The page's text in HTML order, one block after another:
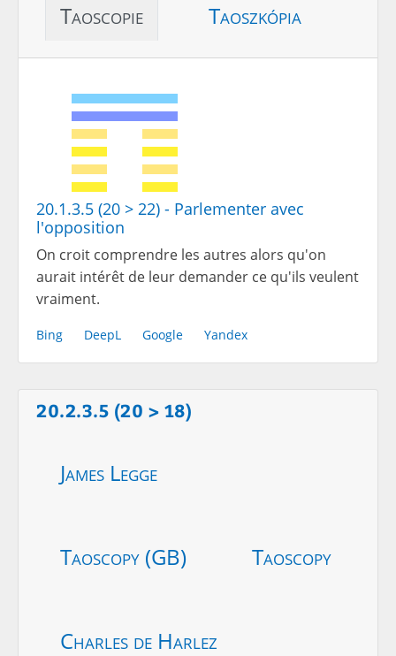
Taoscopie Taoszkópia
20.1.3.5 (20 > 22) - Parlementer avec
l'opposition
On croit comprendre les autres alors qu'on
aurait intérêt de leur demander ce qu'ils veulent
vraiment.
Bing DeepL Google Yandex
20.2.3.5 (20 > 18)
James Legge
Taoscopy (GB) Taoscopy
Charles de Harlez